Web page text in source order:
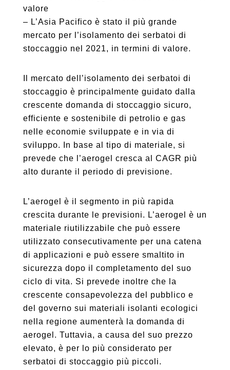
valore
– L’Asia Pacifico è stato il più grande
mercato per l’isolamento dei serbatoi di
stoccaggio nel 2021, in termini di valore.
Il mercato dell’isolamento dei serbatoi di
stoccaggio è principalmente guidato dalla
crescente domanda di stoccaggio sicuro,
efficiente e sostenibile di petrolio e gas
nelle economie sviluppate e in via di
sviluppo. In base al tipo di materiale, si
prevede che l’aerogel cresca al CAGR più
alto durante il periodo di previsione.
L’aerogel è il segmento in più rapida
crescita durante le previsioni. L’aerogel è un
materiale riutilizzabile che può essere
utilizzato consecutivamente per una catena
di applicazioni e può essere smaltito in
sicurezza dopo il completamento del suo
ciclo di vita. Si prevede inoltre che la
crescente consapevolezza del pubblico e
del governo sui materiali isolanti ecologici
nella regione aumenterà la domanda di
aerogel. Tuttavia, a causa del suo prezzo
elevato, è per lo più considerato per
serbatoi di stoccaggio più piccoli.